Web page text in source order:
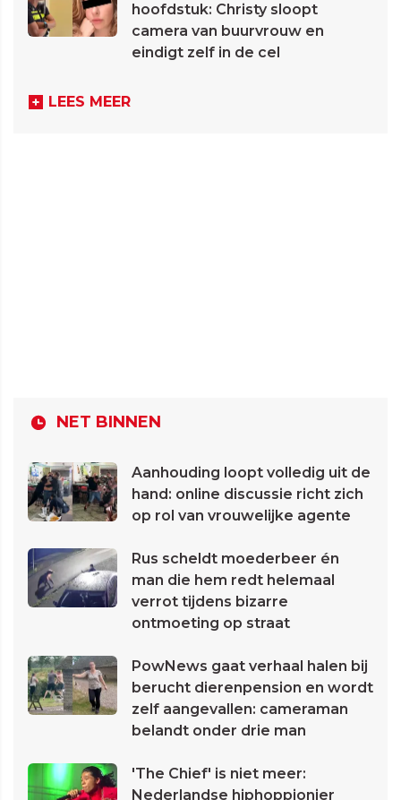
hoofdstuk: Christy sloopt
camera van buurvrouw en
eindigt zelf in de cel
LEES MEER
NET BINNEN
Aanhouding loopt volledig uit de
hand: online discussie richt zich
op rol van vrouwelijke agente
Rus scheldt moederbeer én
man die hem redt helemaal
verrot tijdens bizarre
ontmoeting op straat
PowNews gaat verhaal halen bij
berucht dierenpension en wordt
zelf aangevallen: cameraman
belandt onder drie man
'The Chief' is niet meer:
Nederlandse hiphoppionier